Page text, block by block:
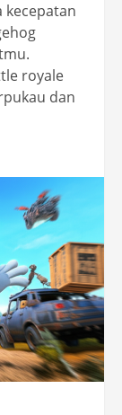
kecepatan
royale
dan